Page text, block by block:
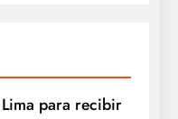
para recibir